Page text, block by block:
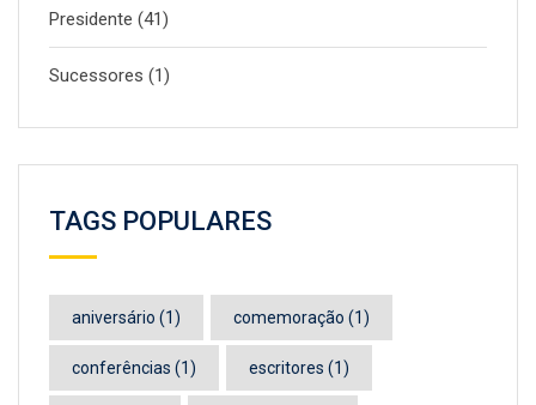
Presidente (41)
Sucessores (1)
TAGS POPULARES
aniversário (1) comemoração (1)
conferências (1) escritores (1)